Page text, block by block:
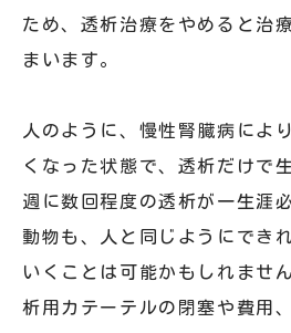
ため、透析治療をやめると治
まいます。
人のように、慢性腎臓病によ
くなった状態で、透析だけで
週に数回程度の透析が一生涯
動物も、人と同じようにでき
いくことは可能かもしれませ
析用カテーテルの閉塞や費用